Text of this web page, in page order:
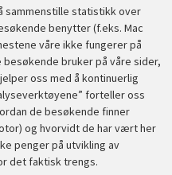
sammenstille statistikk over
benytter (f.eks. Mac
våre ikke fungerer på
bruker på våre sider,
oss med å kontinuerlig
forteller oss
de besøkende finner
og hvorvidt de har vært her
penger på utvikling av
det faktisk trengs.